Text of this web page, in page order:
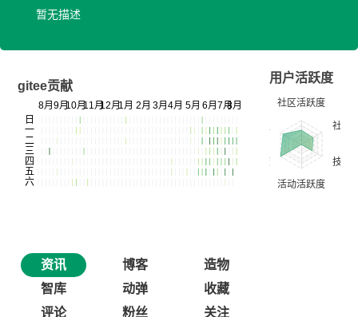
暂无描述
gitee贡献
用户活跃度
资讯 博客
造物
智库
动弹
收藏
评论
粉丝 关注